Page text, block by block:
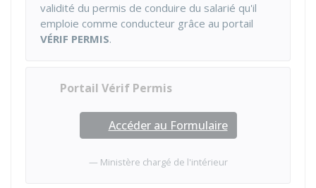
validité du permis de conduire du salarié qu'il
emploie comme conducteur grâce au portail
VÉRIF PERMIS.
Portail Vérif Permis
Accéder au Formulaire
Ministère chargé de l'intérieur